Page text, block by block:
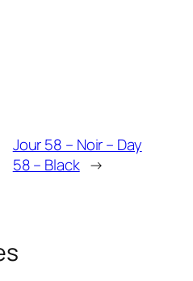
Jour 58 – Noir – Day
58 – Black →